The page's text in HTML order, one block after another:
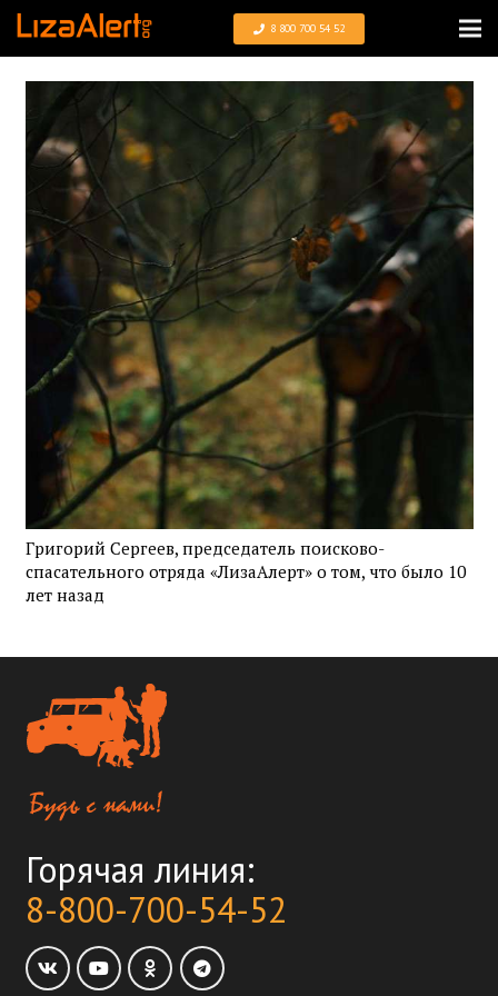
8 800 700 54 52
Григорий Сергеев, председатель поисково-
спасательного отряда «ЛизаАлерт» о том, что было 10
лет назад
Горячая линия:
8-800-700-54-52